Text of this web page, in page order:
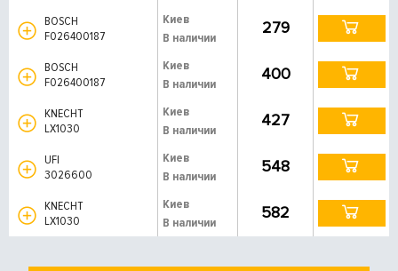
BOSCH
F026400187
Киев
В наличии
279
BOSCH
F026400187
Киев
В наличии
400
KNECHT
LX1030
Киев
В наличии
427
UFI
3026600
Киев
В наличии
548
KNECHT
LX1030
Киев
В наличии
582